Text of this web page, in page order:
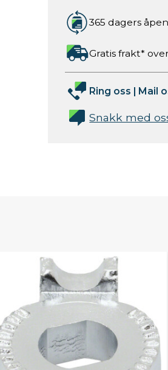
365 dagers
Gratis frakt*
Ring oss | Mail
Snakk med